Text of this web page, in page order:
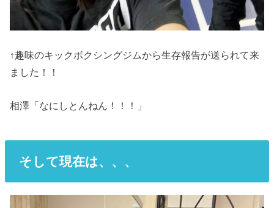
↑趣味のキックボクシングジムから生存報告が送られて来
ました！！
相澤「なにしとんねん！！！」
そして現在は、、、